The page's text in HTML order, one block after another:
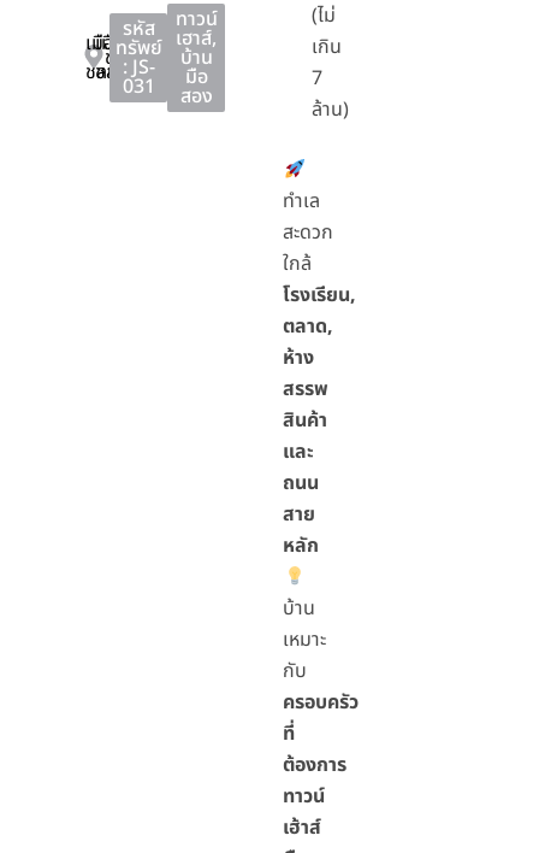
เมือง
ชลบุรี
เมือง
ชลบุรี
ชลบุรี
รหัส
ทรัพย์
: JS-
031
ทาวน์
เฮาส์,
บ้าน
มือ
สอง
(ไม่
เกิน
7
ล้าน)
ทำเล
สะดวก
ใกล้
โรงเรียน,
ตลาด,
ห้าง
สรรพ
สินค้า
และ
ถนน
สาย
หลัก
บ้าน
เหมาะ
กับ
ครอบครัว
ที่
ต้องการ
ทาวน์
เฮ้าส์